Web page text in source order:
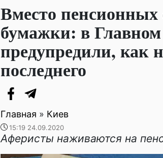
Вместо пенсионных
бумажки: в
предупредили, как
последнего
Главная » Киев
15:19 24.09.2020
Аферисты наживаются на